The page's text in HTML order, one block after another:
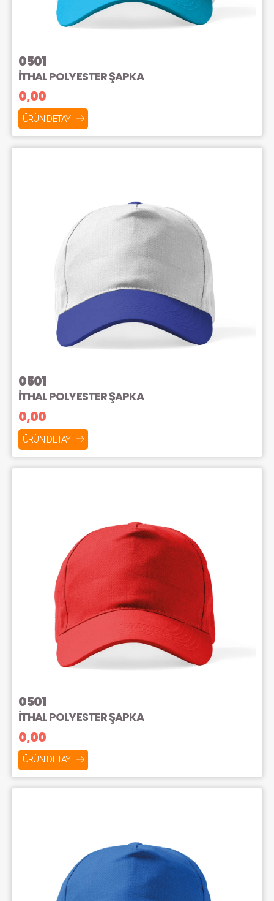
0501
İTHAL POLYESTER ŞAPKA
0,00
ÜRÜN DETAYI
0501
İTHAL POLYESTER ŞAPKA
0,00
ÜRÜN DETAYI
0501
İTHAL POLYESTER ŞAPKA
0,00
ÜRÜN DETAYI